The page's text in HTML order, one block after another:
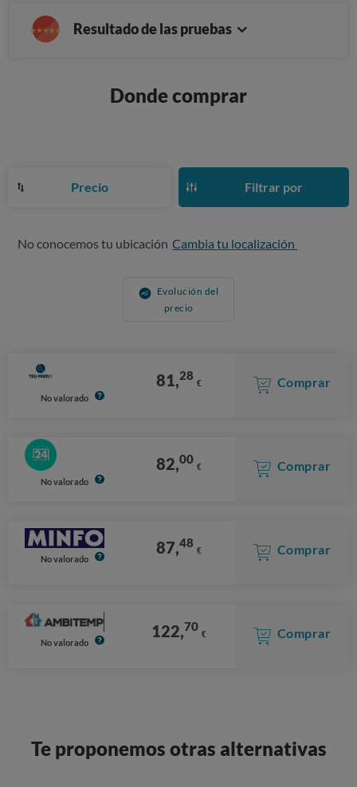
Resultado de las pruebas
Donde comprar
Precio Filtrar por
No conocemos tu ubicación Cambia tu localización
Evolución del
precio
No valorado
81,28 € Comprar
No valorado
82,00 € Comprar
No valorado
87,48 € Comprar
No valorado
122,70 € Comprar
Te proponemos otras alternativas